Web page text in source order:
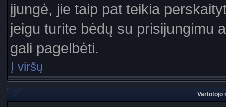
įjungė, jie taip pat teikia
jeigu turite bėdų su prisijungimu
gali pagelbėti.
Į viršų
Vartotojo